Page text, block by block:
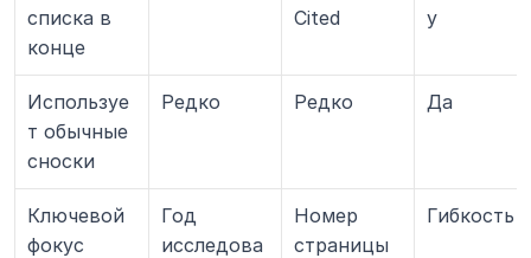
списка в
конце
Cited y
Используе
т обычные
сноски
Редко Редко Да
Ключевой
фокус
Год
исследова
Номер
страницы
Гибкость